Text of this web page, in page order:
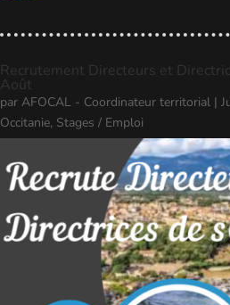
Recrutement Directeurs et
Août
par AFOCAL - Coordinateur territorial |
Occitanie, Stages / Emploi